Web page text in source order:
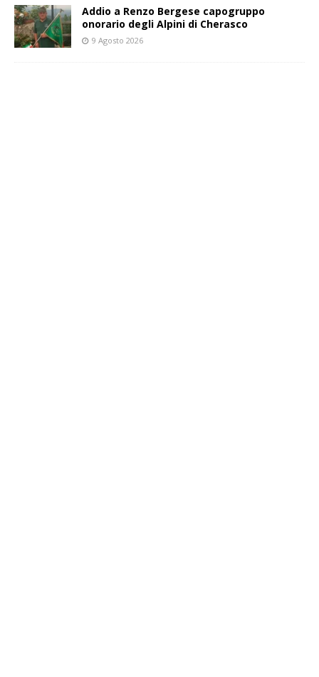
Addio a Renzo Bergese capogruppo
onorario degli Alpini di Cherasco
9 Agosto 2026